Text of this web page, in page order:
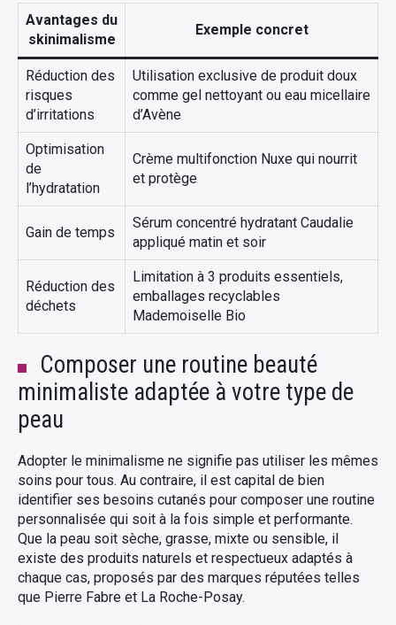
Avantages du
skinimalisme
Exemple concret
Réduction des
risques
d’irritations
Utilisation exclusive de produit doux
comme gel nettoyant ou eau micellaire
d’Avène
Optimisation
de
l’hydratation
Crème multifonction Nuxe qui nourrit
et protège
Gain de temps
Sérum concentré hydratant Caudalie
appliqué matin et soir
Réduction des
déchets
Limitation à 3 produits essentiels,
emballages recyclables
Mademoiselle Bio
Composer une routine beauté
minimaliste adaptée à votre type de
peau
Adopter le minimalisme ne signifie pas utiliser les mêmes
soins pour tous. Au contraire, il est capital de bien
identifier ses besoins cutanés pour composer une routine
personnalisée qui soit à la fois simple et performante.
Que la peau soit sèche, grasse, mixte ou sensible, il
existe des produits naturels et respectueux adaptés à
chaque cas, proposés par des marques réputées telles
que Pierre Fabre et La Roche-Posay.